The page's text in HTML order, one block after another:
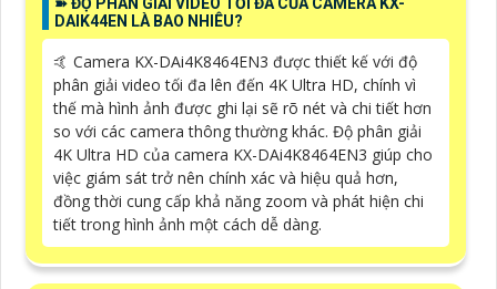
➽ ĐỘ PHÂN GIẢI VIDEO TỐI ĐA CỦA CAMERA KX-
DAIK44EN LÀ BAO NHIÊU?
🤙 Camera KX-DAi4K8464EN3 được thiết kế với độ
phân giải video tối đa lên đến 4K Ultra HD, chính vì
thế mà hình ảnh được ghi lại sẽ rõ nét và chi tiết hơn
so với các camera thông thường khác. Độ phân giải
4K Ultra HD của camera KX-DAi4K8464EN3 giúp cho
việc giám sát trở nên chính xác và hiệu quả hơn,
đồng thời cung cấp khả năng zoom và phát hiện chi
tiết trong hình ảnh một cách dễ dàng.